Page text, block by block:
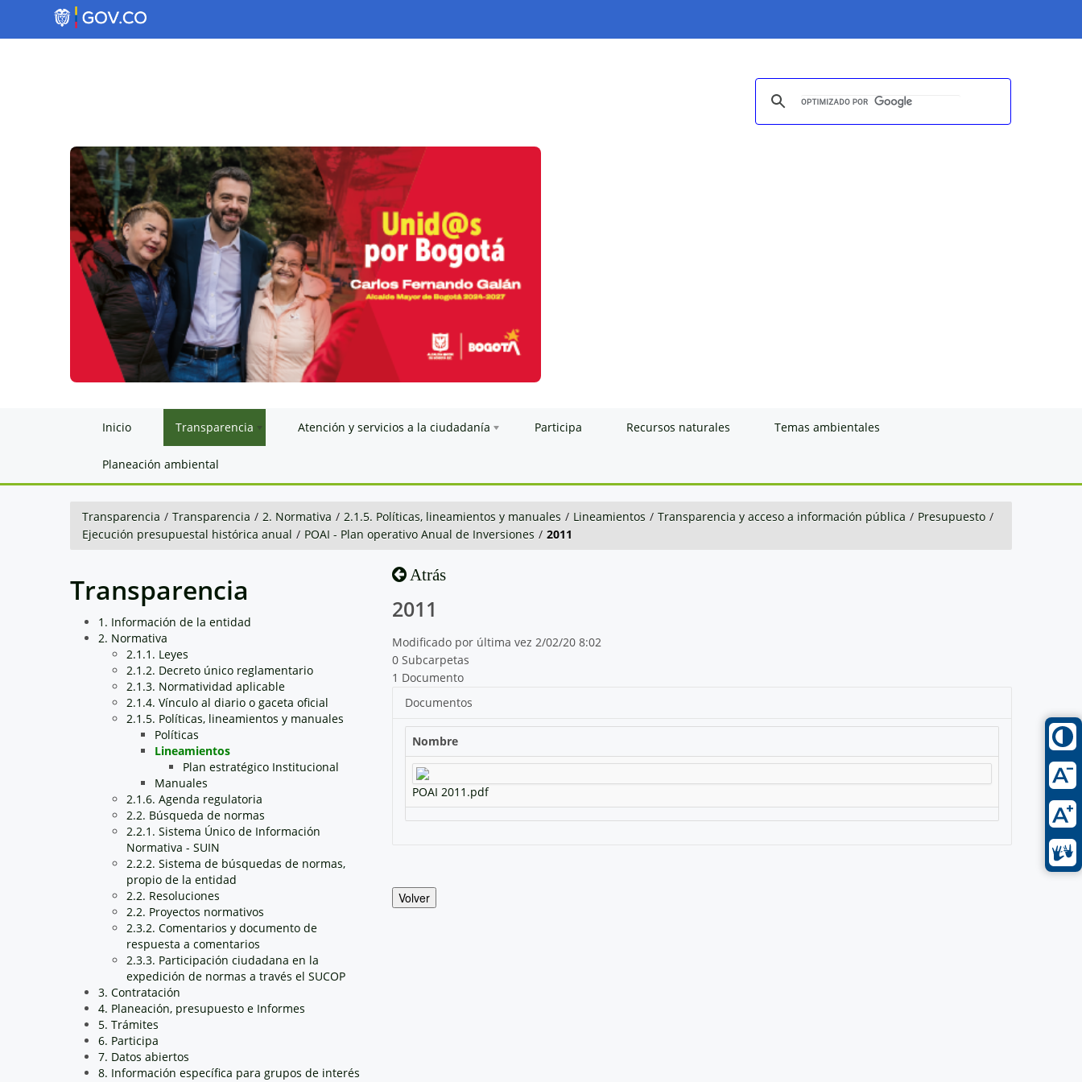
Inicio Transparencia Atención y servicios a la ciudadanía Participa Recursos naturales Temas ambientales
Planeación ambiental
Transparencia / Transparencia / 2. Normativa / 2.1.5. Políticas, lineamientos y manuales / Lineamientos / Transparencia y acceso a información pública / Presupuesto /
Ejecución presupuestal histórica anual / POAI - Plan operativo Anual de Inversiones / 2011
Transparencia
1. Información de la entidad
2. Normativa
2.1.1. Leyes
2.1.2. Decreto único reglamentario
2.1.3. Normatividad aplicable
2.1.4. Vínculo al diario o gaceta oficial
2.1.5. Políticas, lineamientos y manuales
Políticas
Lineamientos
Plan estratégico Institucional
Manuales
2.1.6. Agenda regulatoria
2.2. Búsqueda de normas
2.2.1. Sistema Único de Información
Normativa - SUIN
2.2.2. Sistema de búsquedas de normas,
propio de la entidad
2.2. Resoluciones
2.2. Proyectos normativos
2.3.2. Comentarios y documento de
respuesta a comentarios
2.3.3. Participación ciudadana en la
expedición de normas a través el SUCOP
3. Contratación
4. Planeación, presupuesto e Informes
5. Trámites
6. Participa
7. Datos abiertos
8. Información específica para grupos de interés
Atrás
2011
Modificado por última vez 2/02/20 8:02
0 Subcarpetas
1 Documento
Documentos
Nombre
POAI 2011.pdf
Volver